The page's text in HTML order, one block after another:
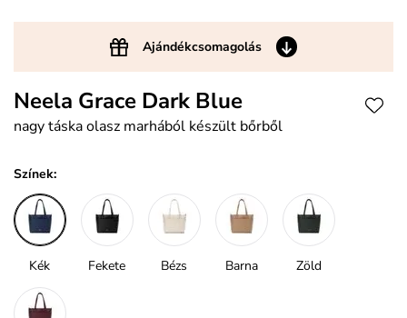
Ajándékcsomagolás
Neela Grace Dark Blue
nagy táska olasz marhából készült bőrből
Színek:
Kék Fekete Bézs Barna Zöld